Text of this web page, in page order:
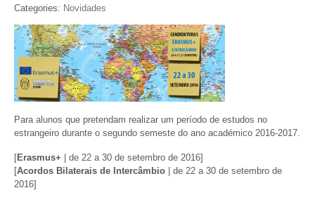
Categories: Novidades
Para alunos que pretendam realizar um período de estudos no
estrangeiro durante o segundo semeste do ano académico 2016-2017.
[Erasmus+ | de 22 a 30 de setembro de 2016]
[Acordos Bilaterais de Intercâmbio | de 22 a 30 de setembro de
2016]